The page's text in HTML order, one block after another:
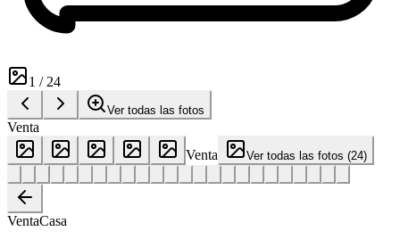
1 /24
Ver todas las fotos
Venta
Venta
Ver todas las fotos (24)
VentaCasa